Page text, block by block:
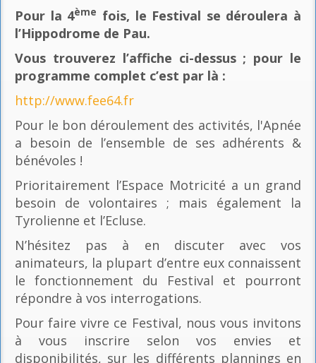
Pour la 4ème fois, le Festival se déroulera à
l’Hippodrome de Pau.
Vous trouverez l’affiche ci-dessus ; pour le
programme complet c’est par là :
http://www.fee64.fr
Pour le bon déroulement des activités, l'Apnée
a besoin de l’ensemble de ses adhérents &
bénévoles !
Prioritairement l’Espace Motricité a un grand
besoin de volontaires ; mais également la
Tyrolienne et l’Ecluse.
N’hésitez pas à en discuter avec vos
animateurs, la plupart d’entre eux connaissent
le fonctionnement du Festival et pourront
répondre à vos interrogations.
Pour faire vivre ce Festival, nous vous invitons
à vous inscrire selon vos envies et
disponibilités, sur les différents plannings en